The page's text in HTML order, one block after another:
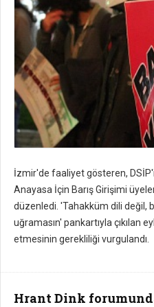
İzmir'de faaliyet gösteren,
Anayasa İçin Barış Girişimi
düzenledi. 'Tahakküm dili değil,
uğramasın' pankartıyla çıkılan
etmesinin gerekliliği vurgulandı.
Hrant Dink